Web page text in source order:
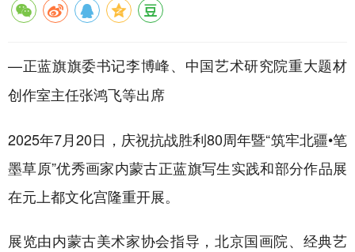
—正蓝旗旗委书记李博峰、中国艺术研究院重大题材
创作室主任张鸿飞等出席
2025年7月20日，庆祝抗战胜利80周年暨“筑牢北疆•笔
墨草原”优秀画家内蒙古正蓝旗写生实践和部分作品展
在元上都文化宫隆重开展。
展览由内蒙古美术家协会指导，北京国画院、经典艺